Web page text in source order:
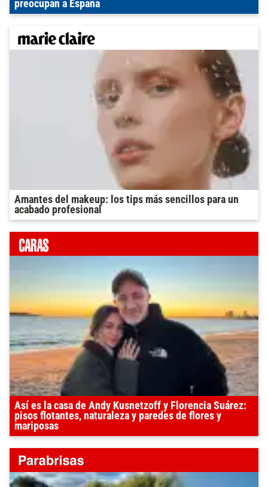
preocupan a España
Amantes del makeup: los tips más sencillos para un
acabado profesional
Así es la casa de Andy Kusnetzoff y Florencia Suárez:
pisos flotantes, naturaleza y paredes de flores y
mariposas